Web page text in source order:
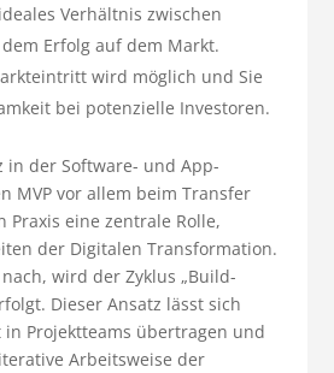
Verhältnis zwischen
Erfolg auf dem Markt.
wird möglich und Sie
bei potenzielle Investoren.
in der Software- und App-
MVP vor allem beim Transfer
Praxis eine zentrale Rolle,
der Digitalen Transformation.
wird der Zyklus „Build-
Dieser Ansatz lässt sich
Projektteams übertragen und
Arbeitsweise der